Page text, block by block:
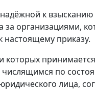
к
организациями,
приказу.
которых
по
лица,